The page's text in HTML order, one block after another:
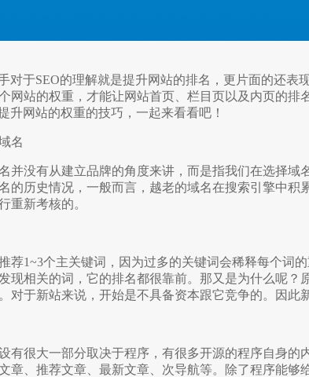
对于SEO的理解就是提升网站的排名，更片面的还表
网站的权重，才能让网站首页、栏目页以及内页的排
升网站的权重的技巧，一起来看看吧！
名
并没有从建立品牌的角度来讲，而是指我们在选择域
的历史情况，一般而言，越老的域名在搜索引擎中积
重新考核的。
荐1~3个主关键词，因为过多的关键词会稀释每个词
现相关的词，它的排名都很靠前。那又是为什么呢？
对于新站来说，开始是不具备资本跟它竞争的。因此
有很大一部分取决于程序，有很多开源的程序自身的
章、推荐文章、最新文章、次导航等。除了程序能够